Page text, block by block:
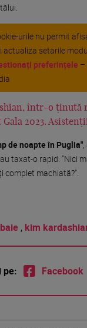
urile nu permit
actualiza setarile
preferințele –
într-o ținută
2023.
de noapte în Puglia",
taxat-o rapid: "Nici
complet machiată?".
, kim
pe: Facebook